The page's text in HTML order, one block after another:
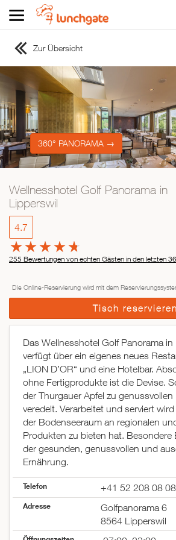
ZUR STARTSEITE
ZUR RESTAURANTSUCHE
Asiatisch
Italienisch
Französisch
Traditionell
Mexikanisch
Spanisch
Zur Übersicht
360° PANORAMA →
Wellnesshotel Golf Panorama in
Lipperswil
4.7
255 Bewertungen von echten Gästen in den letzten
Die Online-Reservierung wird mit dem
Tisch reservieren
Das Wellnesshotel Golf Panorama in
verfügt über ein eigenes neues
„LION D’OR“ und eine Hotelbar.
ohne Fertigprodukte ist die Devise.
der Thurgauer Apfel zu genussvollen
veredelt. Verarbeitet und serviert
der Bodenseeraum an regionalen
Produkten zu bieten hat. Besondere
der gesunden, genussvollen und
Ernährung.
Telefon +41 52 208 08 08
Adresse
Golfpanorama 6
8564 Lipperswil